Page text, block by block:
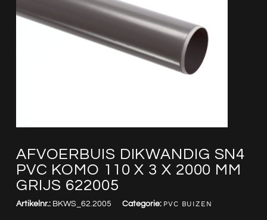
AFVOERBUIS DIKWANDIG SN4
PVC KOMO 110 X 3 X 2000 MM
GRIJS 622005
Artikelnr.: BKWS_62.2005 Categorie: PVC BUIZEN